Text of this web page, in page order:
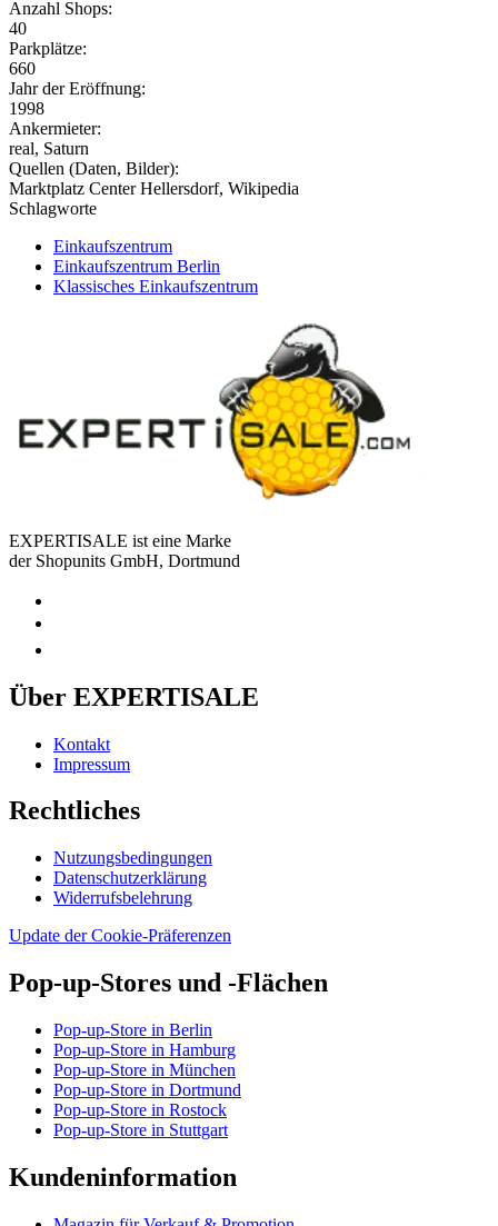
Anzahl Shops:
40
Parkplätze:
660
Jahr der Eröffnung:
1998
Ankermieter:
real, Saturn
Quellen (Daten, Bilder):
Marktplatz Center Hellersdorf, Wikipedia
Schlagworte
Einkaufszentrum
Einkaufszentrum Berlin
Klassisches Einkaufszentrum
EXPERTISALE ist eine Marke
der Shopunits GmbH, Dortmund
Über EXPERTISALE
Kontakt
Impressum
Rechtliches
Nutzungsbedingungen
Datenschutzerklärung
Widerrufsbelehrung
Update der Cookie-Präferenzen
Pop-up-Stores und -Flächen
Pop-up-Store in Berlin
Pop-up-Store in Hamburg
Pop-up-Store in München
Pop-up-Store in Dortmund
Pop-up-Store in Rostock
Pop-up-Store in Stuttgart
Kundeninformation